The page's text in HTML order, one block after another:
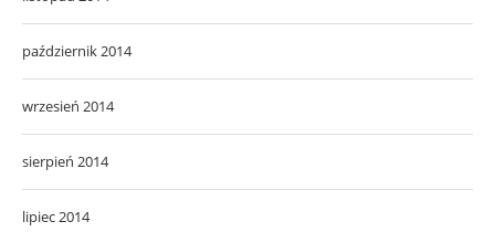
październik 2014
wrzesień 2014
sierpień 2014
lipiec 2014